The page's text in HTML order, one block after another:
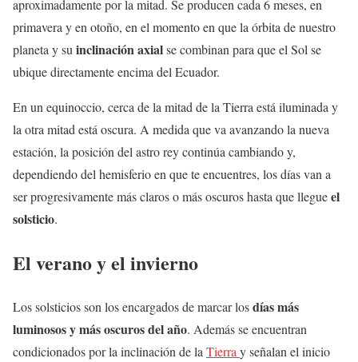
aproximadamente por la mitad. Se producen cada 6 meses, en
primavera y en otoño, en el momento en que la órbita de nuestro
planeta y su inclinación axialse combinan para que el Sol se
ubique directamente encima del Ecuador.
En un equinoccio, cerca de la mitad de la Tierra está iluminada y
la otra mitad está oscura. A medida que va avanzando la nueva
estación, la posición del astro rey continúa cambiando y,
dependiendo del hemisferio en que te encuentres, los días van a
ser progresivamente más claros o más oscuros hasta que llegueel
solsticio.
El verano y el invierno
Los solsticios son los encargados de marcar losdías más
luminosos y más oscuros del año. Además se encuentran
condicionados por la inclinación de la Tierra y señalan el inicio